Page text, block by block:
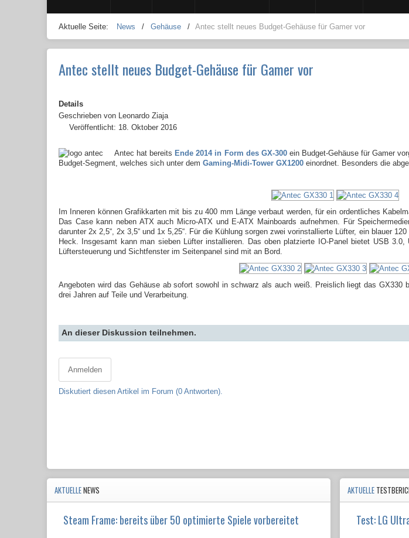
Aktuelle Seite: News / Gehäuse / Antec stellt neues Budget-Gehäuse für Gamer vor
Antec stellt neues Budget-Gehäuse für Gamer vor
Details
Geschrieben von Leonardo Ziaja
Veröffentlicht: 18. Oktober 2016
Antec hat bereits Ende 2014 in Form des GX-300ein Budget-Gehäuse für Gamer
Budget-Segment, welches sich unter dem Gaming-Midi-Tower GX1200 einordnet. Besonders die
Im Inneren können Grafikkarten mit bis zu 400 mm Länge verbaut werden, für ein ordentliches
Das Case kann neben ATX auch Micro-ATX und E-ATX Mainboards aufnehmen. Für
darunter 2x 2,5“, 2x 3,5“ und 1x 5,25“. Für die Kühlung sorgen zwei vorinstallierte Lüfter, ein blauer
Heck. Insgesamt kann man sieben Lüfter installieren. Das oben platzierte IO-Panel bietet USB
Lüftersteuerung und Sichtfenster im Seitenpanel sind mit an Bord.
Angeboten wird das Gehäuse ab sofort sowohl in schwarz als auch weiß. Preislich liegt das GX330
drei Jahren auf Teile und Verarbeitung.
An dieser Diskussion teilnehmen.
Anmelden
Diskutiert diesen Artikel im Forum (0 Antworten).
AKTUELLENEWS
Steam Frame: bereits über 50 optimierte Spiele vorbereitet
AKTUELLE
Test: LG